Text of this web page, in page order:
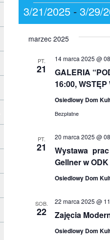
3/21/2025 - 3/29/
Wybierz
datę.
marzec 2025
PT.
21
GALERIA
16:00, WSTĘP
14 marca 2025 @
Osiedlowy Dom
Bezpłatne
PT.
21
Wystawa
Gellner w
20 marca 2025 @
Osiedlowy Dom
SOB.
22 Zajęcia
22 marca 2025 @
Osiedlowy Dom